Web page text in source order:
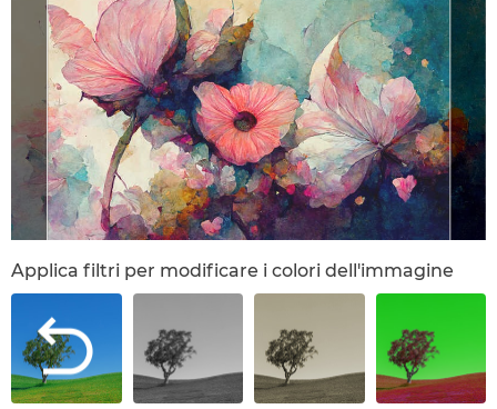
Applica filtri per modificare i colori dell'immagine